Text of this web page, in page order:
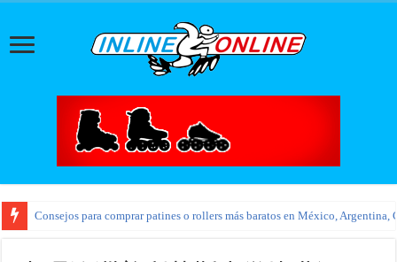
Consejos para comprar patines o rollers más baratos en México, Argentina,